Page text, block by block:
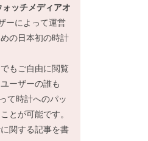
ッチメディアオ
ーによって運営
の日本初の時計
もご自由に閲覧
ーザーの誰も
て時計へのパッ
とが可能です。
関する記事を書